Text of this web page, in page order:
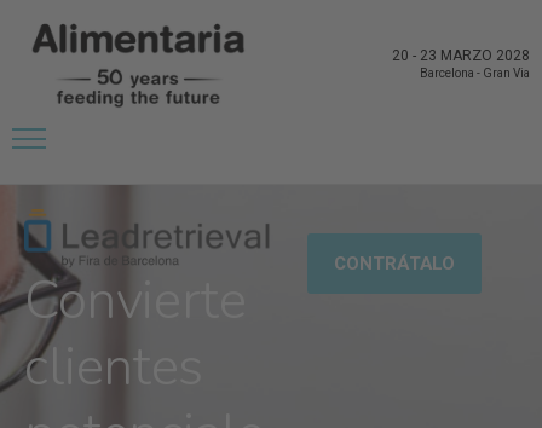
20 - 23 MARZO 2028
Barcelona - Gran Via
Convierte
clientes
CONTRÁTALO